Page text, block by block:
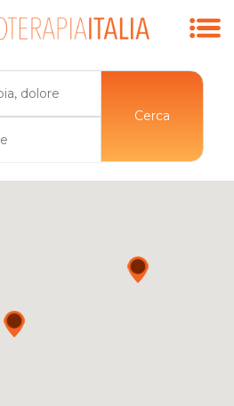
Cerca